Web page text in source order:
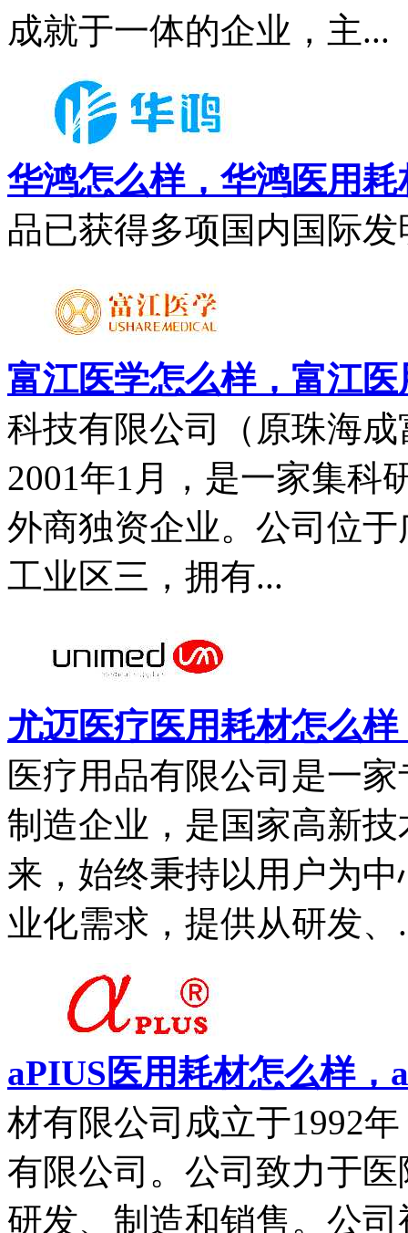
成就于一体的企业，主...
华鸿怎么样，华鸿医用
品已获得多项国内国际
富江医学怎么样，富江
科技有限公司（原珠海
2001年1月，是一家集科
外商独资企业。公司位
工业区三，拥有...
尤迈医疗医用耗材怎么
医疗用品有限公司是一
制造企业，是国家高新
来，始终秉持以用户为
业化需求，提供从研发、
aPIUS医用耗材怎么样，
材有限公司成立于1992
有限公司。公司致力于
研发、制造和销售。公